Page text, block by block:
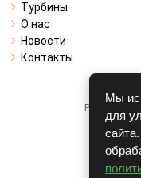
Турбины
О нас
Новости
Контакты
Работает
©
Мы
для